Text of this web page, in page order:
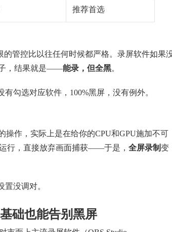
推荐首选
的管控比以往任何时候都严格。录屏软件如果
子，结果就是——能录，但全黑。
勾选对应软件，100%黑屏，没有例外。
作，实际上是在给你的CPU和GPU施加不可
行，直接放弃画面捕获——于是， 全屏录制变
没调对。
础也能告别黑屏